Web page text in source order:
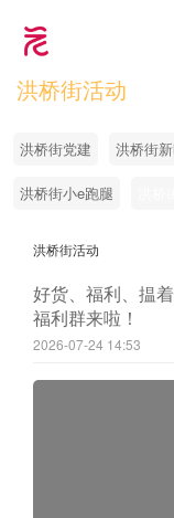
洪桥街活动
洪桥街党建 洪桥街
洪桥街小e跑腿
洪桥街活动
好货、福利、揾
福利群来啦！
2026-07-24 14:53